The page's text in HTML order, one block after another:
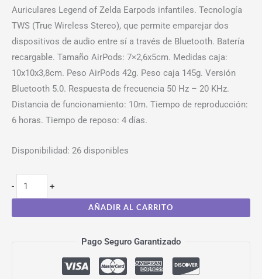
Auriculares Legend of Zelda Earpods infantiles. Tecnología
TWS (True Wireless Stereo), que permite emparejar dos
dispositivos de audio entre sí a través de Bluetooth. Batería
recargable. Tamaño AirPods: 7×2,6x5cm. Medidas caja:
10x10x3,8cm. Peso AirPods 42g. Peso caja 145g. Versión
Bluetooth 5.0. Respuesta de frecuencia 50 Hz – 20 KHz.
Distancia de funcionamiento: 10m. Tiempo de reproducción:
6 horas. Tiempo de reposo: 4 días.
Disponibilidad: 26 disponibles
- +
AÑADIR AL CARRITO
Pago Seguro Garantizado